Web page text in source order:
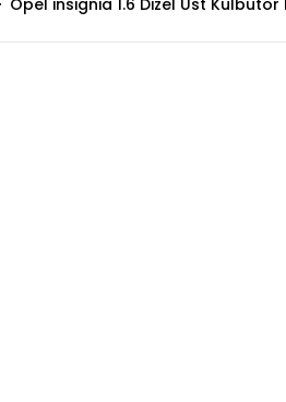
Opel insignia 1.6 Dizel Üst Külbütör